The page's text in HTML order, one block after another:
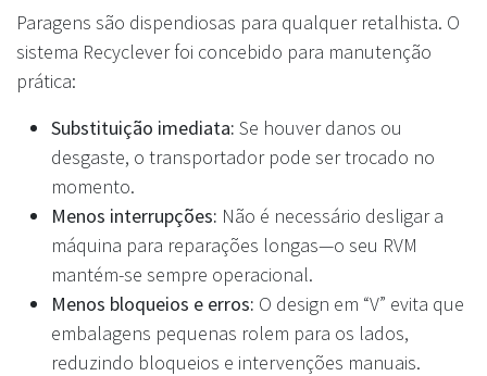
Paragens são dispendiosas para qualquer retalhista. O
sistema Recyclever foi concebido para manutenção
prática:
Substituição imediata: Se houver danos ou
desgaste, o transportador pode ser trocado no
momento.
Menos interrupções: Não é necessário desligar a
máquina para reparações longas—o seu RVM
mantém-se sempre operacional.
Menos bloqueios e erros: O design em “V” evita que
embalagens pequenas rolem para os lados,
reduzindo bloqueios e intervenções manuais.